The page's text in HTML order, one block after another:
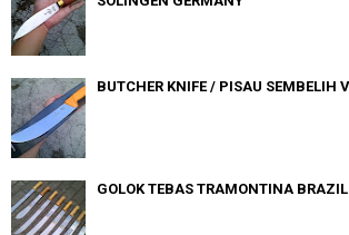
BUTCHER KNIFE / PISAU SEMBELIH
GOLOK TEBAS TRAMONTINA BRAZIL